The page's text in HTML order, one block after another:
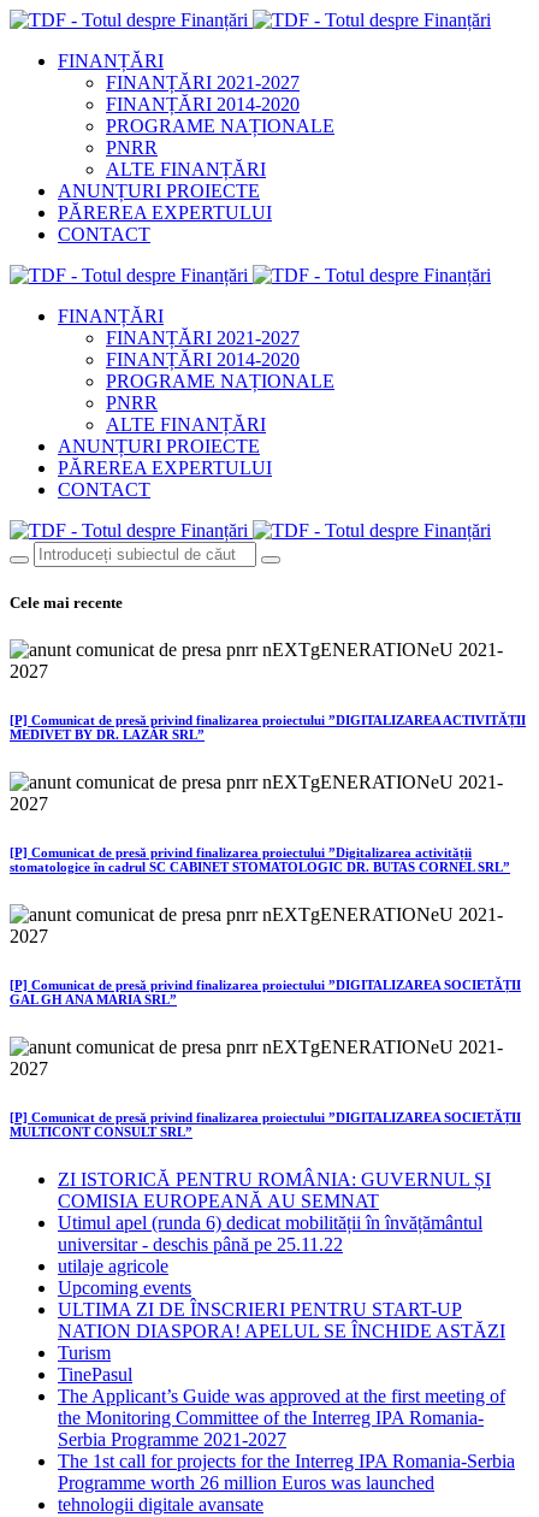
FINANȚĂRI
FINANȚĂRI 2021-2027
FINANȚĂRI 2014-2020
PROGRAME NAȚIONALE
PNRR
ALTE FINANȚĂRI
ANUNȚURI PROIECTE
PĂREREA EXPERTULUI
CONTACT
FINANȚĂRI
FINANȚĂRI 2021-2027
FINANȚĂRI 2014-2020
PROGRAME NAȚIONALE
PNRR
ALTE FINANȚĂRI
ANUNȚURI PROIECTE
PĂREREA EXPERTULUI
CONTACT
Cele mai recente
[P] Comunicat de presă privind finalizarea proiectului ”DIGITALIZAREA ACTIVITĂȚII
MEDIVET BY DR. LAZĂR SRL”
[P] Comunicat de presă privind finalizarea proiectului ”Digitalizarea activității
stomatologice în cadrul SC CABINET STOMATOLOGIC DR. BUTAS CORNEL SRL”
[P] Comunicat de presă privind finalizarea proiectului ”DIGITALIZAREA SOCIETĂȚII
GAL GH ANA MARIA SRL”
[P] Comunicat de presă privind finalizarea proiectului ”DIGITALIZAREA SOCIETĂȚII
MULTICONT CONSULT SRL”
ZI ISTORICĂ PENTRU ROMÂNIA: GUVERNUL ȘI
COMISIA EUROPEANĂ AU SEMNAT
Utimul apel (runda 6) dedicat mobilității în învățământul
universitar - deschis până pe 25.11.22
utilaje agricole
Upcoming events
ULTIMA ZI DE ÎNSCRIERI PENTRU START-UP
NATION DIASPORA! APELUL SE ÎNCHIDE ASTĂZI
Turism
TinePasul
The Applicant’s Guide was approved at the first meeting of
the Monitoring Committee of the Interreg IPA Romania-
Serbia Programme 2021-2027
The 1st call for projects for the Interreg IPA Romania-Serbia
Programme worth 26 million Euros was launched
tehnologii digitale avansate